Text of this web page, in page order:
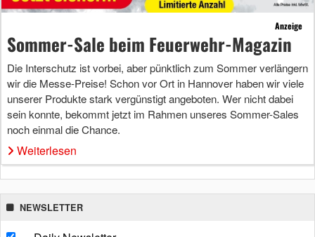
Anzeige
Sommer-Sale beim Feuerwehr-Magazin
Die Interschutz ist vorbei, aber pünktlich zum Sommer verlängern
wir die Messe-Preise! Schon vor Ort in Hannover haben wir viele
unserer Produkte stark vergünstigt angeboten. Wer nicht dabei
sein konnte, bekommt jetzt im Rahmen unseres Sommer-Sales
noch einmal die Chance.
Weiterlesen
NEWSLETTER